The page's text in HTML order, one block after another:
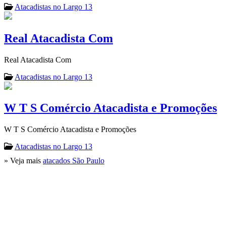
Atacadistas no Largo 13
Real Atacadista Com
Real Atacadista Com
Atacadistas no Largo 13
W T S Comércio Atacadista e Promoções
W T S Comércio Atacadista e Promoções
Atacadistas no Largo 13
» Veja mais atacados São Paulo